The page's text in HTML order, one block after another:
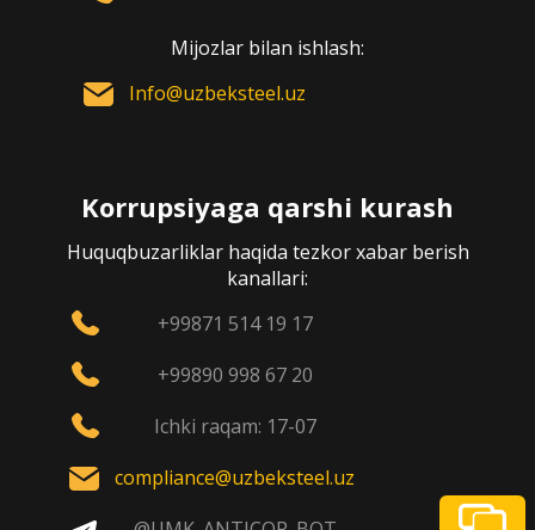
Mijozlar bilan ishlash:
Info@uzbeksteel.uz
Korrupsiyaga qarshi kurash
Huquqbuzarliklar haqida tezkor xabar berish
kanallari:
+99871 514 19 17
+99890 998 67 20
Ichki raqam: 17-07
compliance@uzbeksteel.uz